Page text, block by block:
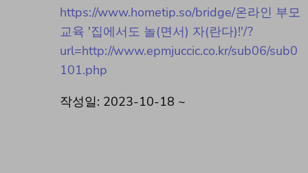
https://www.hometip.so/bridge/온라인 부모
교육 '집에서도 놀(면서) 자(란다)!'/?
url=http://www.epmjuccic.co.kr/sub06/sub0
101.php
작성일: 2023-10-18 ~